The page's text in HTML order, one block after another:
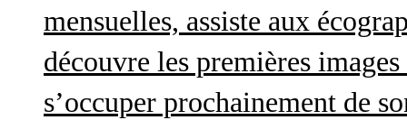
mensuelles, assiste aux
découvre les premières
s’occuper prochainement de